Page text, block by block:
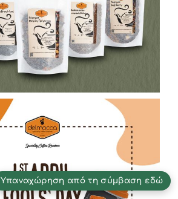
Υπαναχώρηση από τη σύμβαση εδώ